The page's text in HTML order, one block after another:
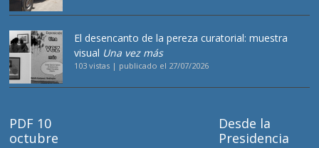
El desencanto de la pereza curatorial: muestra
visual Una vez más
103 vistas | publicado el 27/07/2026
PDF 10
octubre
Desde la
Presidencia